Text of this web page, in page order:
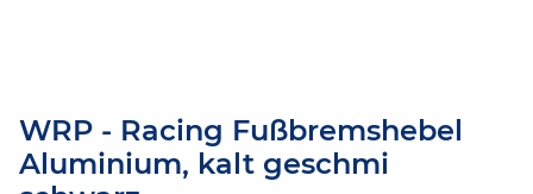
WRP - Racing Fußbremshebel
Aluminium, kalt geschmi